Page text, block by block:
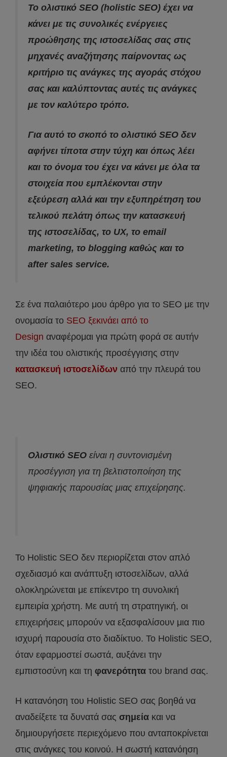
Το ολιστικό SEO (holistic SEO) έχει να
κάνει με τις συνολικές ενέργειες
προώθησης της ιστοσελίδας σας στις
μηχανές αναζήτησης παίρνοντας ως
κριτήριο τις ανάγκες της αγοράς στόχου
σας και καλύπτοντας αυτές τις ανάγκες
με τον καλύτερο τρόπο.
Για αυτό το σκοπό το ολιστικό SEO δεν
αφήνει τίποτα στην τύχη και όπως λέει
και το όνομα του έχει να κάνει με όλα τα
στοιχεία που εμπλέκονται στην
εξεύρεση αλλά και την εξυπηρέτηση του
τελικού πελάτη όπως την κατασκευή
της ιστοσελίδας, το UX, το email
marketing, το blogging καθώς και το
after sales service.
Σε ένα παλαιότερο μου άρθρο για το SEO με την
ονομασία το SEO ξεκινάει από το
Design αναφέρομαι για πρώτη φορά σε αυτήν
την ιδέα του ολιστικής προσέγγισης στην
κατασκευή ιστοσελίδων από την πλευρά του
SEO.
Ολιστικό SEO είναι η συντονισμένη
προσέγγιση για τη βελτιστοποίηση της
ψηφιακής παρουσίας μιας επιχείρησης.
Το Holistic SEO δεν περιορίζεται στον απλό
σχεδιασμό και ανάπτυξη ιστοσελίδων, αλλά
ολοκληρώνεται με επίκεντρο τη συνολική
εμπειρία χρήστη. Με αυτή τη στρατηγική, οι
επιχειρήσεις μπορούν να εξασφαλίσουν μια πιο
ισχυρή παρουσία στο διαδίκτυο. Το Holistic SEO,
όταν εφαρμοστεί σωστά, αυξάνει την
εμπιστοσύνη και τη φανερότητα του brand σας.
Η κατανόηση του Holistic SEO σας βοηθά να
αναδείξετε τα δυνατά σας σημεία και να
δημιουργήσετε περιεχόμενο που ανταποκρίνεται
στις ανάγκες του κοινού. Η σωστή κατανόηση